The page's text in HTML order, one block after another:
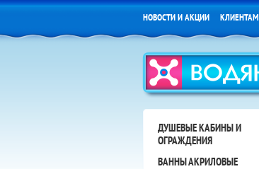
НОВОСТИ И АКЦИИ КЛИЕНТАМ
ДУШЕВЫЕ КАБИНЫ И
ОГРАЖДЕНИЯ
ВАННЫ АКРИЛОВЫЕ